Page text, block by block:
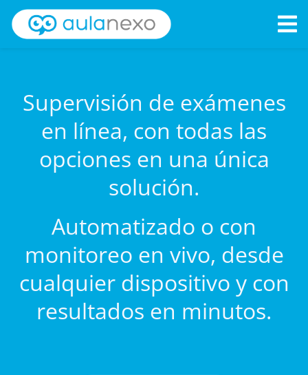
Supervisión de exámenes
en línea, con todas las
opciones en una única
solución.
Automatizado o con
monitoreo en vivo, desde
cualquier dispositivo y con
resultados en minutos.